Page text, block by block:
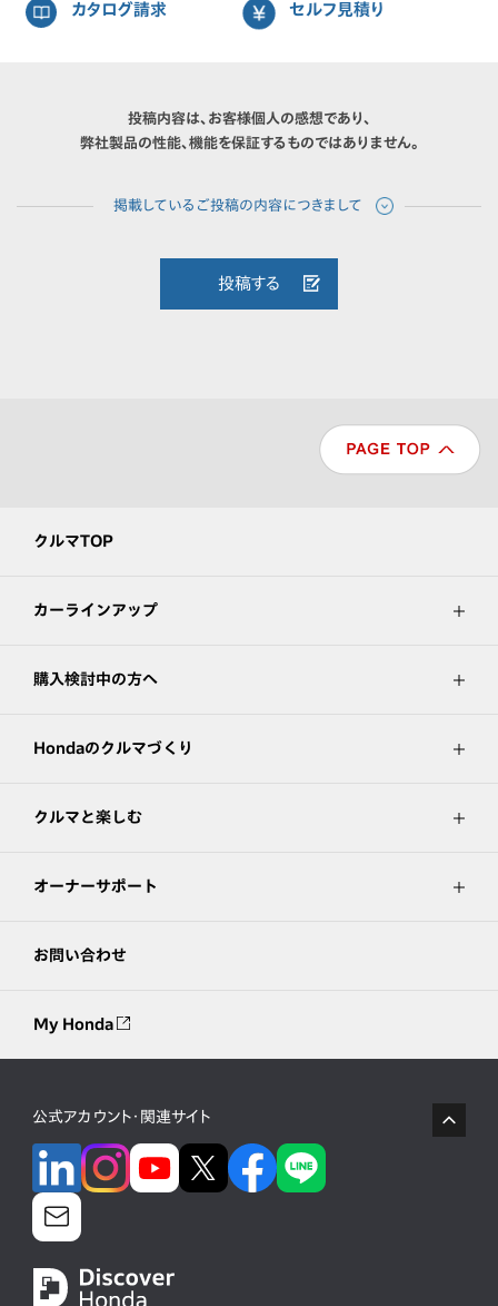
カタログ請求 セルフ見積り
投稿内容は、お客様個人の感想であり、
弊社製品の性能、機能を保証するものではありません。
投稿する
クルマTOP
カーラインアップ
購入検討中の方へ
Hondaのクルマづくり
クルマと楽しむ
オーナーサポート
お問い合わせ
My Honda
公式アカウント・関連サイト